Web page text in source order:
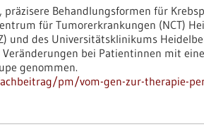
Behandlungsformen für
für Tumorerkrankungen (NCT)
und des Universitätsklinikums
Veränderungen bei Patientinnen mit
genommen.
pm/vom-gen-zur-therapie-